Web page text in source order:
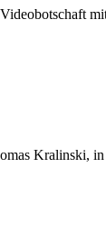
Kralinski,